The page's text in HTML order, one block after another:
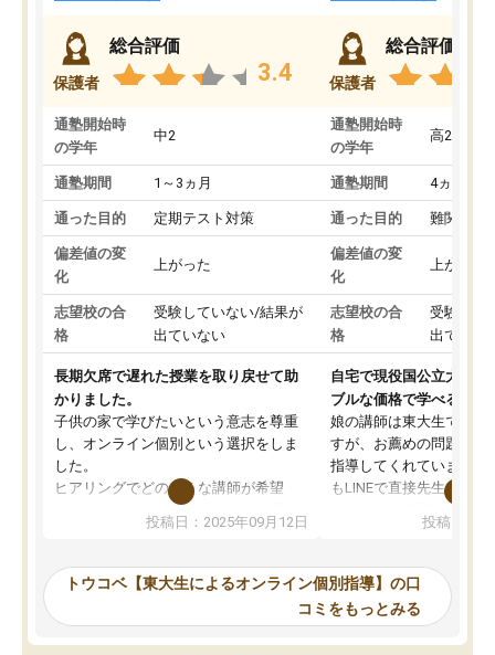
保護者
総合評価
3.4
通塾開始時
の学年
中2
通塾期間 1～3ヵ月
通った目的 定期テスト対策
偏差値の変
化
上がった
志望校の合
格
受験していない/結果が
出ていない
長期欠席で遅れた授業を取り戻せて助
かりました。
子供の家で学びたいという意志を尊重
し、オンライン個別という選択をしま
した。
ヒアリングでどのような講師が希望
か、オプションは付帯するかなど選ぶ
事が出来ました。
ーティングを行い、その講師で良いか
見てから講師を決定する事ができま
す。
投稿日：2025年09月12日
保護者
総合評価
通塾開始時
の学年
高2
通塾期間 4ヵ月～1
通った目的 難関私立
偏差値の変
化
上がった
志望校の合
格
受験して
出ていな
自宅で現役国公立大学生
ブルな価格で学べる
娘の講師は東大生では無
すが、お薦めの問題集や
指導してくれています。
もLINEで直接先生に質問
めれるので、個人に合
いなのがあり(有料)、受
ことをどんなスケジュー
くか相談したのですが、
ち期待したものではなく
投稿日：
トウコベ【東大生によるオンライン個別指導】の口
コミをもっとみる